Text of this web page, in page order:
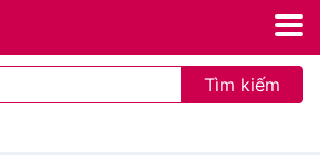
Tìm kiếm